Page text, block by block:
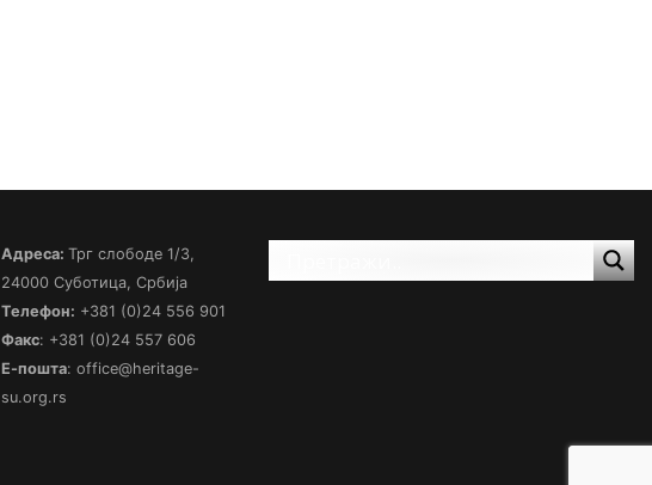
Адреса: Трг слободе 1/3,
24000 Суботица, Србија
Телефон: +381 (0)24 556 901
Факс: +381 (0)24 557 606
Е-пошта: office@heritage-
su.org.rs